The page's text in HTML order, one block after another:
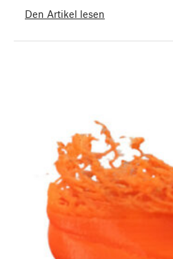
Den Artikel lesen